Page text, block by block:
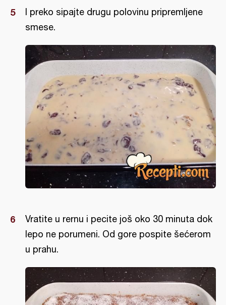
I preko sipajte drugu polovinu pripremljene
smese.
Vratite u rernu i pecite još oko 30 minuta dok
lepo ne porumeni. Od gore pospite šećerom
u prahu.